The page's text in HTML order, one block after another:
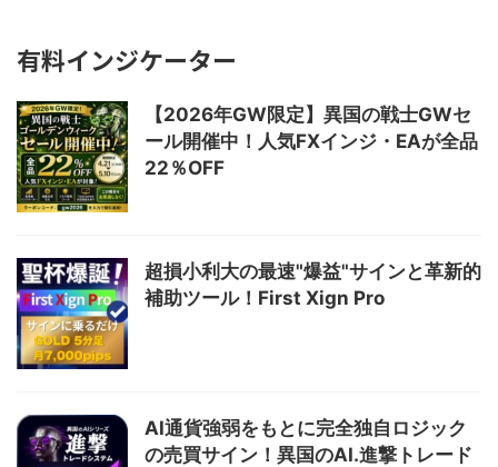
有料インジケーター
【2026年GW限定】異国の戦士GWセ
ール開催中！人気FXインジ・EAが全品
22％OFF
超損小利大の最速"爆益"サインと革新的
補助ツール！First Xign Pro
AI通貨強弱をもとに完全独自ロジック
の売買サイン！異国のAI.進撃トレード